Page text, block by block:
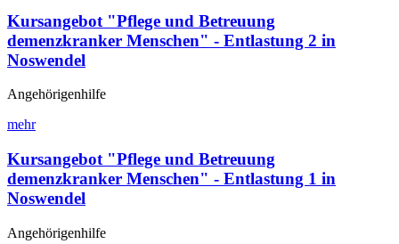
Kursangebot "Pflege und Betreuung
demenzkranker Menschen" - Entlastung 2 in
Noswendel
Angehörigenhilfe
mehr
Kursangebot "Pflege und Betreuung
demenzkranker Menschen" - Entlastung 1 in
Noswendel
Angehörigenhilfe